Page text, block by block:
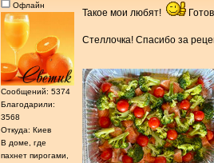
Офлайн
Сообщений: 5374
Благодарили:
3568
Откуда: Киев
В доме, где
пахнет пирогами,
Такое мои любят!
Стеллочка! Спасибо за